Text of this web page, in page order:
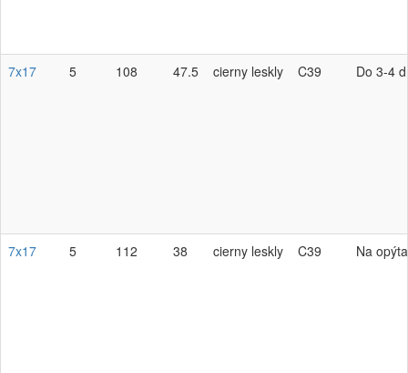
7x17 5 108 47.5 cierny leskly C39 Do 3-4
7x17 5 112 38 cierny leskly C39 Na